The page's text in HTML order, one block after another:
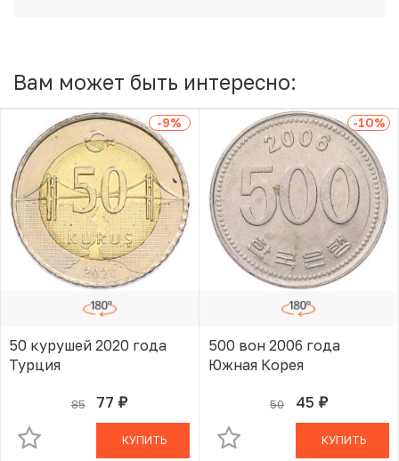
Вам может быть интересно:
-9%
50 курушей 2020 года
Турция
85 77 руб.
В КОРЗИНЕ
КУПИТЬ
-10%
500 вон 2006 года
Южная Корея
50 45 руб.
В КОРЗИНЕ
КУПИТЬ